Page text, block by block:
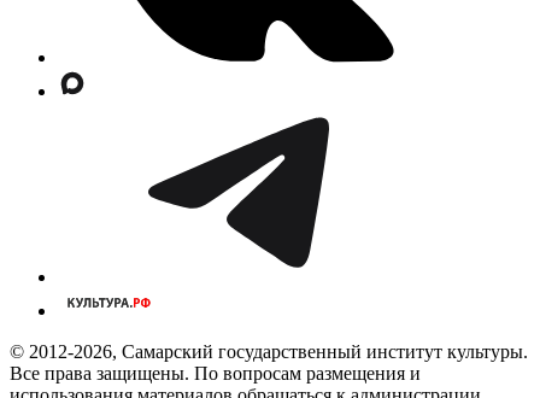
© 2012-2026, Самарский государственный институт культуры.
Все права защищены. По вопросам размещения и